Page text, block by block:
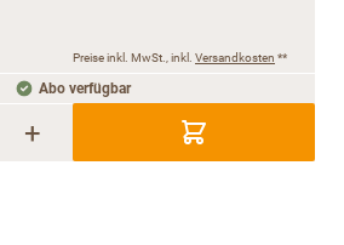
Preise inkl. MwSt., inkl. Versandkosten **
Abo verfügbar
+